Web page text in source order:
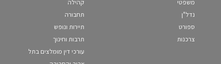
משפטי
נדל"ן
ספורט
צרכנות
קהילה
תחבורה
תיירות ונופש
תרבות וחינוך
עורכי דין מומלצים בתל